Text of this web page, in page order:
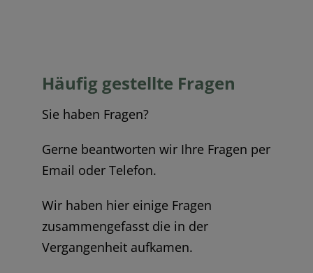
Häufig gestellte Fragen
Sie haben Fragen?
Gerne beantworten wir Ihre Fragen per
Email oder Telefon.
Wir haben hier einige Fragen
zusammengefasst die in der
Vergangenheit aufkamen.